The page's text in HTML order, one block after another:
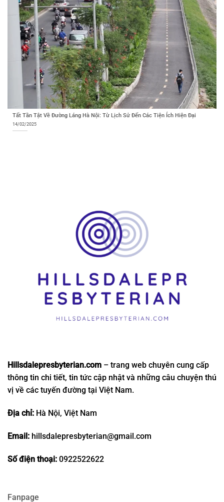
Tất Tần Tật Về Đường Láng Hà Nội: Từ Lịch Sử Đến Các Tiện Ích Hiện Đại
14/02/2025
Hillsdalepresbyterian.com – trang web chuyên cung cấp
thông tin chi tiết, tin tức cập nhật và những câu chuyện thú
vị về các tuyến đường tại Việt Nam.
Địa chỉ: Hà Nội, Việt Nam
Email: hillsdalepresbyterian@gmail.com
Số điện thoại: 0922522622
Fanpage